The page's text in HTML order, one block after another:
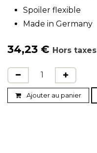
Spoiler flexible
Made in Germany
34,23 € Hors taxes
Ajouter au panier